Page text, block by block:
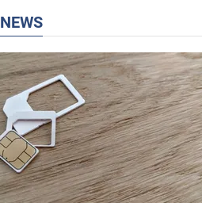
NEWS